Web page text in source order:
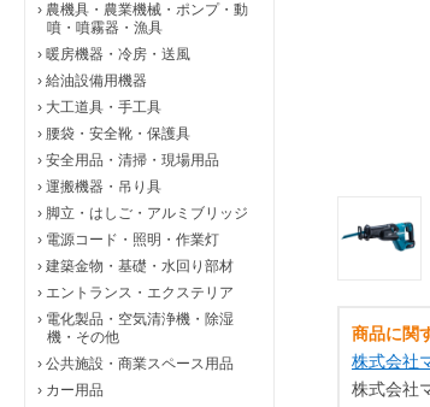
› 農機具・農業機械・ポンプ・動
噴・噴霧器・漁具
› 暖房機器・冷房・送風
› 給油設備用機器
› 大工道具・手工具
› 腰袋・安全靴・保護具
› 安全用品・清掃・現場用品
› 運搬機器・吊り具
› 脚立・はしご・アルミブリッジ
› 電源コード・照明・作業灯
› 建築金物・基礎・水回り部材
› エントランス・エクステリア
› 電化製品・空気清浄機・除湿
機・その他
› 公共施設・商業スペース用品
› カー用品
商品に関
株式会社
株式会社